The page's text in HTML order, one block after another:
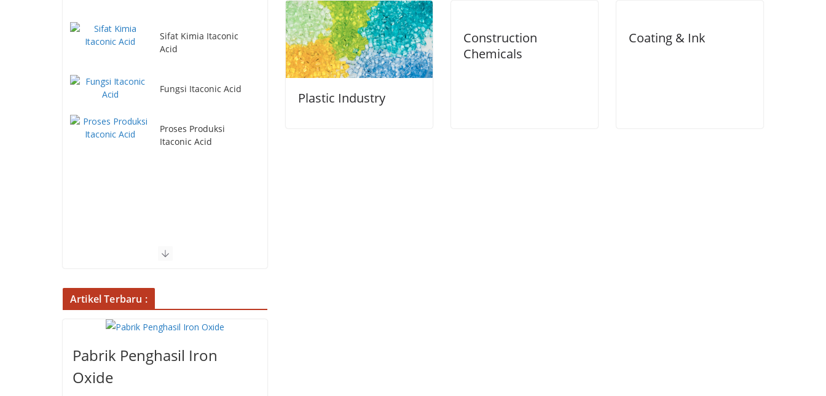
Plastic Industry
Construction
Chemicals
Coating & Ink
Sifat Kimia Itaconic
Acid
Fungsi Itaconic Acid
Proses Produksi
Itaconic Acid
Artikel Terbaru :
Pabrik Penghasil Iron
Oxide